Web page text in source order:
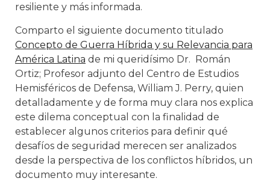
resiliente y más informada.
Comparto el siguiente documento titulado
Concepto de Guerra Híbrida y su Relevancia para
América Latina de mi queridísimo Dr. Román
Ortiz; Profesor adjunto del Centro de Estudios
Hemisféricos de Defensa, William J. Perry, quien
detalladamente y de forma muy clara nos explica
este dilema conceptual con la finalidad de
establecer algunos criterios para definir qué
desafíos de seguridad merecen ser analizados
desde la perspectiva de los conflictos híbridos, un
documento muy interesante.